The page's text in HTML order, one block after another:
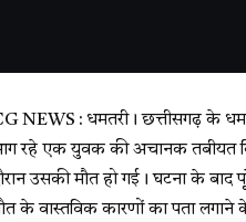
NEWS : धमतरी। छत्तीसगढ़ के
रहे एक युवक की अचानक तबीयत
उसकी मौत हो गई। घटना के
के वास्तविक कारणों का पता